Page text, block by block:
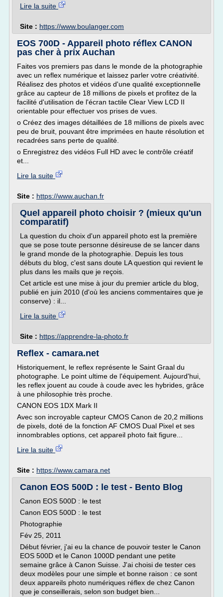
Lire la suite
Site : https://www.boulanger.com
EOS 700D - Appareil photo réflex CANON
pas cher à prix Auchan
Faites vos premiers pas dans le monde de la photographie
avec un reflex numérique et laissez parler votre créativité.
Réalisez des photos et vidéos d'une qualité exceptionnelle
grâce au capteur de 18 millions de pixels et profitez de la
facilité d'utilisation de l'écran tactile Clear View LCD II
orientable pour effectuer vos prises de vues.
o Créez des images détaillées de 18 millions de pixels avec
peu de bruit, pouvant être imprimées en haute résolution et
recadrées sans perte de qualité.
o Enregistrez des vidéos Full HD avec le contrôle créatif
et...
Lire la suite
Site : https://www.auchan.fr
Quel appareil photo choisir ? (mieux qu'un
comparatif)
La question du choix d'un appareil photo est la première
que se pose toute personne désireuse de se lancer dans
le grand monde de la photographie. Depuis les tous
débuts du blog, c'est sans doute LA question qui revient le
plus dans les mails que je reçois.
Cet article est une mise à jour du premier article du blog,
publié en juin 2010 (d'où les anciens commentaires que je
conserve) : il...
Lire la suite
Site : https://apprendre-la-photo.fr
Reflex - camara.net
Historiquement, le reflex représente le Saint Graal du
photographe. Le point ultime de l'équipement. Aujourd'hui,
les reflex jouent au coude à coude avec les hybrides, grâce
à une philosophie très proche.
CANON EOS 1DX Mark II
Avec son incroyable capteur CMOS Canon de 20,2 millions
de pixels, doté de la fonction AF CMOS Dual Pixel et ses
innombrables options, cet appareil photo fait figure...
Lire la suite
Site : https://www.camara.net
Canon EOS 500D : le test - Bento Blog
Canon EOS 500D : le test
Canon EOS 500D : le test
Photographie
Fév 25, 2011
Début février, j'ai eu la chance de pouvoir tester le Canon
EOS 500D et le Canon 1000D pendant une petite
semaine grâce à Canon Suisse. J'ai choisi de tester ces
deux modèles pour une simple et bonne raison : ce sont
deux appareils photo numériques réflex de chez Canon
que je conseillerais, selon son budget bien...